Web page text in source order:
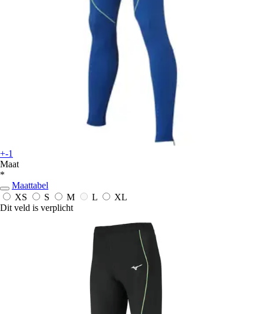
+-1
Maat
*
Maattabel
XS
S M L
XL
Dit veld is verplicht